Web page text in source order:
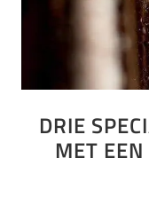
DRIE
MET